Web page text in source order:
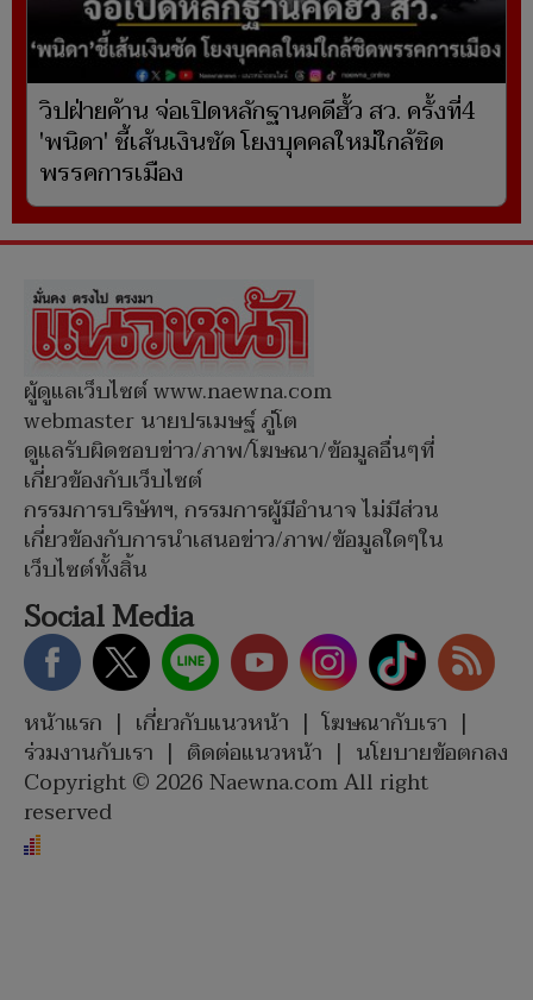
วิปฝ่ายค้าน จ่อเปิดหลักฐานคดีฮั้ว สว. ครั้งที่4
'พนิดา' ชี้เส้นเงินชัด โยงบุคคลใหม่ใกล้ชิด
พรรคการเมือง
ผู้ดูแลเว็บไซต์ www.naewna.com
webmaster นายปรเมษฐ์ ภู่โต
ดูแลรับผิดชอบข่าว/ภาพ/โฆษณา/ข้อมูลอื่นๆที่
เกี่ยวข้องกับเว็บไซต์
กรรมการบริษัทฯ, กรรมการผู้มีอำนาจ ไม่มีส่วน
เกี่ยวข้องกับการนำเสนอข่าว/ภาพ/ข้อมูลใดๆใน
เว็บไซต์ทั้งสิ้น
Social Media
หน้าแรก | เกี่ยวกับแนวหน้า | โฆษณากับเรา |
ร่วมงานกับเรา | ติดต่อแนวหน้า | นโยบายข้อตกลง
Copyright © 2026 Naewna.com All right
reserved